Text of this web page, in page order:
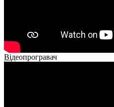
Відеопрогравач